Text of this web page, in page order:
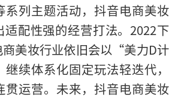
列主题活动，抖音电商美妆
适配性强的经营打法。2022下
商美妆行业依旧会以“美力D计
续体系化固定玩法轻迭代，
贯运营。未来，抖音电商美妆